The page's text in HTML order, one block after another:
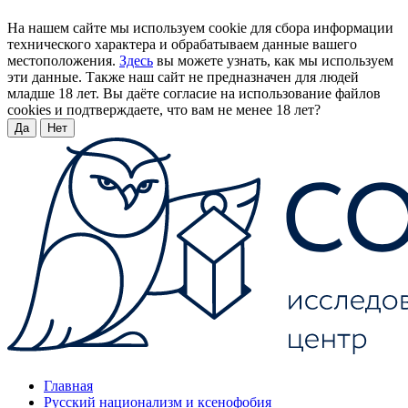
На нашем сайте мы используем cookie для сбора информации
технического характера и обрабатываем данные вашего
местоположения. Здесь вы можете узнать, как мы используем
эти данные. Также наш сайт не предназначен для людей
младше 18 лет. Вы даёте согласие на использование файлов
cookies и подтверждаете, что вам не менее 18 лет?
Да Нет
Главная
Русский национализм и ксенофобия